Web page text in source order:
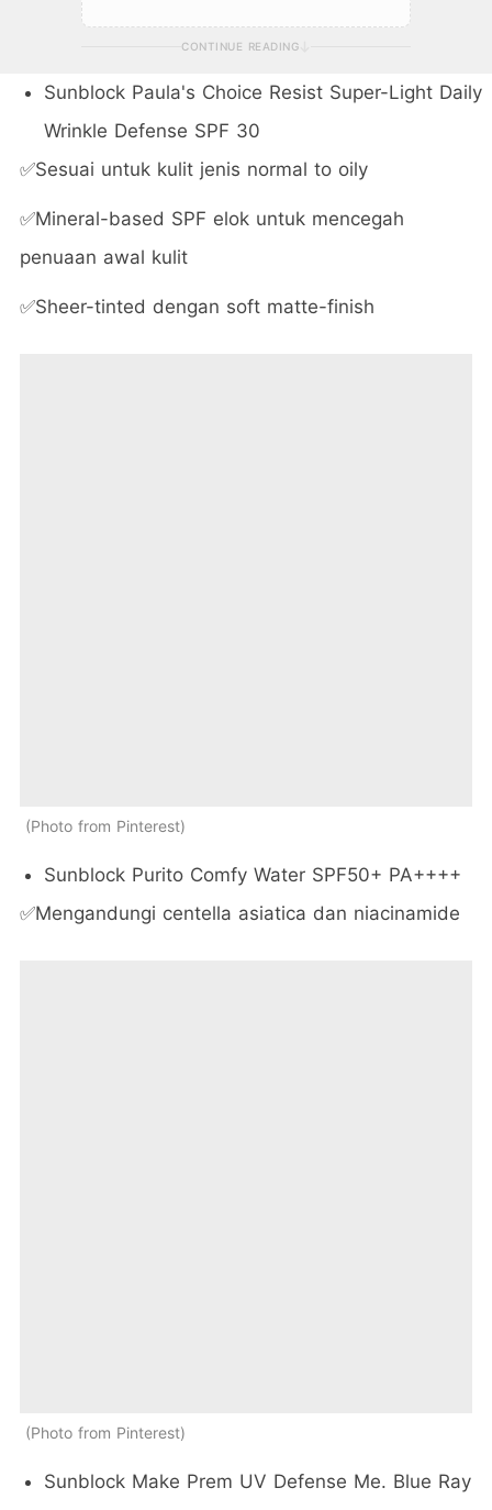
CONTINUE READING
Sunblock Paula's Choice Resist Super-Light Daily
Wrinkle Defense SPF 30
✅Sesuai untuk kulit jenis normal to oily
✅Mineral-based SPF elok untuk mencegah
penuaan awal kulit
✅Sheer-tinted dengan soft matte-finish
Photo from Pinterest
Sunblock Purito Comfy Water SPF50+ PA++++
✅Mengandungi centella asiatica dan niacinamide
Photo from Pinterest
Sunblock Make Prem UV Defense Me. Blue Ray